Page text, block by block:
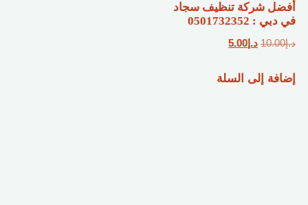
أفضل شركة تنظيف سجاد
في دبي : 0501732352
د.إ10.00 السعر
هو:
د.إ 5.00السعر
هو:
إضافة إلى السلة